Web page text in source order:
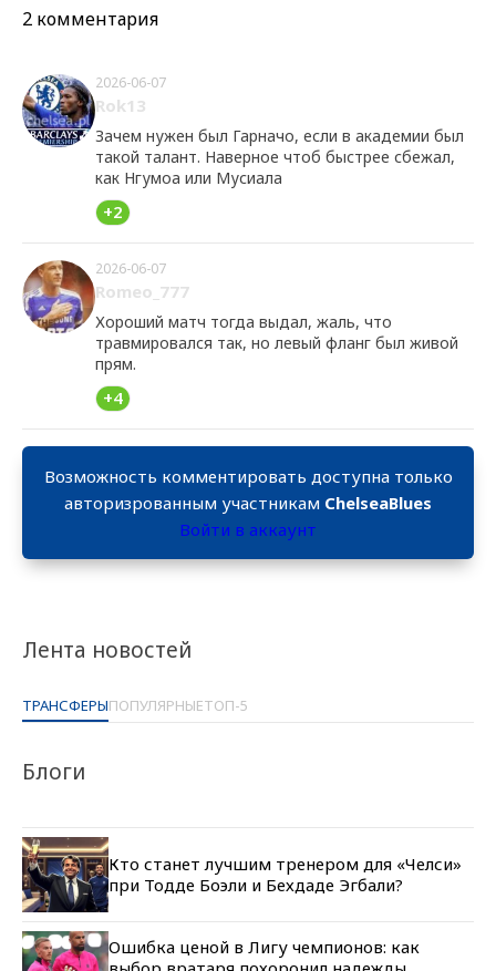
Лента новостей
ТРАНСФЕРЫПОПУЛЯРНЫЕТОП-5
Блоги
Кто станет лучшим тренером для «Челси»
при Тодде Боэли и Бехдаде Эгбали?
Ошибка ценой в Лигу чемпионов: как
2 комментария
2026-06-07
Rok13
Зачем нужен был Гарначо, если в академии был
такой талант. Наверное чтоб быстрее сбежал,
как Нгумоа или Мусиала
+2
2026-06-07
Romeo_777
Хороший матч тогда выдал, жаль, что
травмировался так, но левый фланг был живой
прям.
+4
Возможность комментировать доступна только
авторизрованным участникам ChelseaBlues
Войти в аккаунт